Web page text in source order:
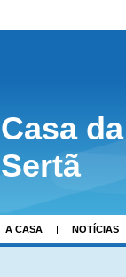
Casa
Sertã
A CASA NOTÍCIAS